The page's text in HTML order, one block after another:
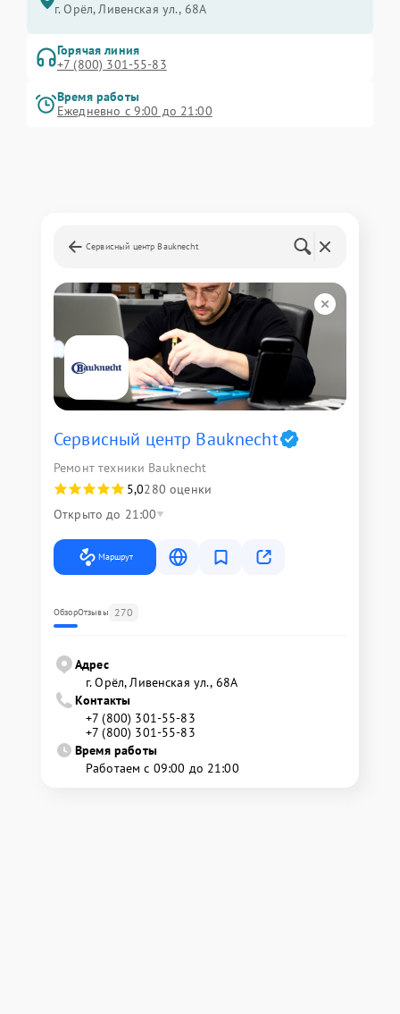
г. Орёл, Ливенская ул., 68А
Горячая линия
+7 (800) 301-55-83
Время работы
Ежедневно с 9:00 до 21:00
Сервисный центр Bauknecht
Сервисный центр Bauknecht
Ремонт техники Bauknecht
5,0280 оценки
Открыто до 21:00
Маршрут
ОбзорОтзывы 270
Адрес
г. Орёл, Ливенская ул., 68А
Контакты
+7 (800) 301-55-83
+7 (800) 301-55-83
Время работы
Работаем с 09:00 до 21:00